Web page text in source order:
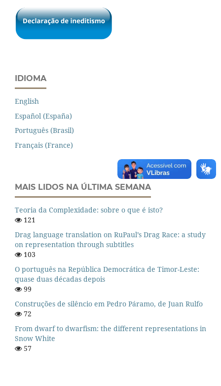
IDIOMA
English
Español (España)
Português (Brasil)
Français (France)
MAIS LIDOS NA ÚLTIMA SEMANA
Teoria da Complexidade: sobre o que é isto?
121
Drag language translation on RuPaul’s Drag Race: a study
on representation through subtitles
103
O português na República Democrática de Timor-Leste:
quase duas décadas depois
99
Construções de silêncio em Pedro Páramo, de Juan Rulfo
72
From dwarf to dwarfism: the different representations in
Snow White
57